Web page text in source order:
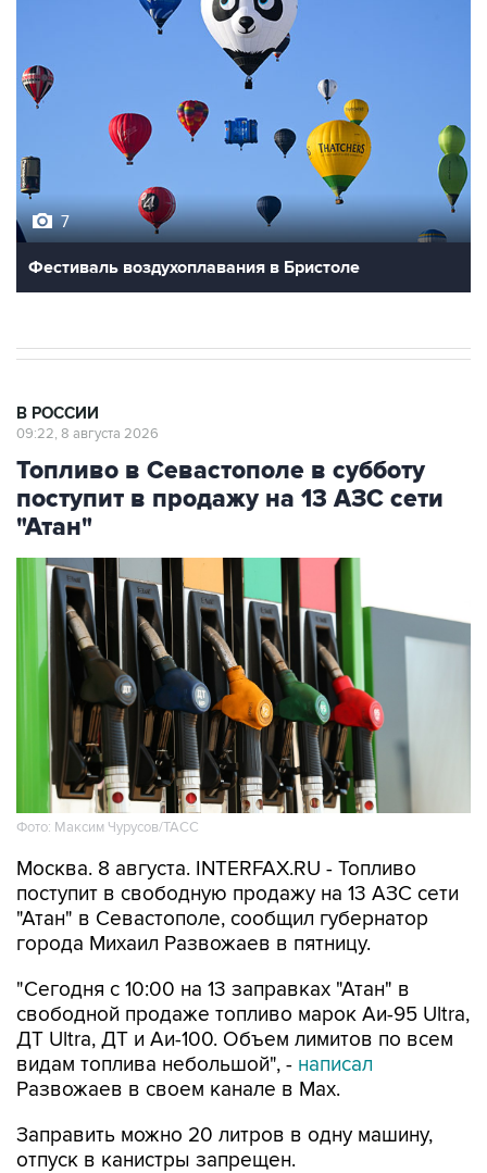
7
Фестиваль воздухоплавания в Бристоле
В РОССИИ
09:22, 8 августа 2026
Топливо в Севастополе в субботу
поступит в продажу на 13 АЗС сети
"Атан"
Фото: Максим Чурусов/ТАСС
Москва. 8 августа. INTERFAX.RU - Топливо
поступит в свободную продажу на 13 АЗС сети
"Атан" в Севастополе, сообщил губернатор
города Михаил Развожаев в пятницу.
"Сегодня с 10:00 на 13 заправках "Атан" в
свободной продаже топливо марок Аи-95 Ultra,
ДТ Ultra, ДТ и Аи-100. Объем лимитов по всем
видам топлива небольшой", - написал
Развожаев в своем канале в Max.
Заправить можно 20 литров в одну машину,
отпуск в канистры запрещен.